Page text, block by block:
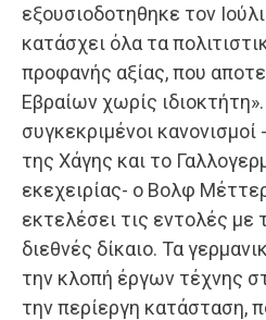
εξουσιοδοτηθηκε τον
κατάσχει όλα τα
προφανής αξίας, που
Εβραίων χωρίς
συγκεκριμένοι
της Χάγης και το
εκεχειρίας- ο Βολφ
εκτελέσει τις εντολές
διεθνές δίκαιο. Τα
την κλοπή έργων τέχνης
την περίεργη κατάσταση,